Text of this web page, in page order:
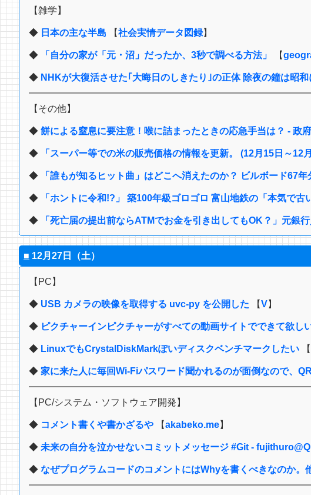
【雑学】
◆ 日本の主な半島 【社会実情データ図録】
◆ 「自分の家が「元・沼」だったか、3秒で調べる方法」 【
◆ NHKが大復活させた｢大晦日のしきたり｣の正体 除夜の鐘は昭
【その他】
◆ 餅による窒息に要注意！喉に詰まったときの応急手当は？ - 政
◆ 「スーパー等での米の販売価格の情報を更新。 (12月15日～12
◆ 「誰もが知るヒット曲」はどこへ消えたのか？ ビルボード67
◆ 「ホントに令和!?」 築100年級ゴロゴロ 富山地鉄の「本気で
◆ 「死亡届の提出前ならATMでお金を引き出してもOK？」元
■ 12月27日（土）
【PC】
◆ USB カメラの映像を取得する uvc-py を公開した 【V】
◆ ピクチャーインピクチャーがすべての動画サイトでできて欲し
◆ LinuxでもCrystalDiskMarkぽいディスクベンチマークしたい 【
◆ 家に来た人に毎回Wi-Fiパスワード聞かれるのが面倒なので、
【PC/システム・ソフトウェア開発】
◆ コメント書くや書かざるや 【akabeko.me】
◆ 未来の自分を泣かせないコミットメッセージ #Git -
◆ なぜプログラムコードのコメントにはWhyを書くべきなのか。